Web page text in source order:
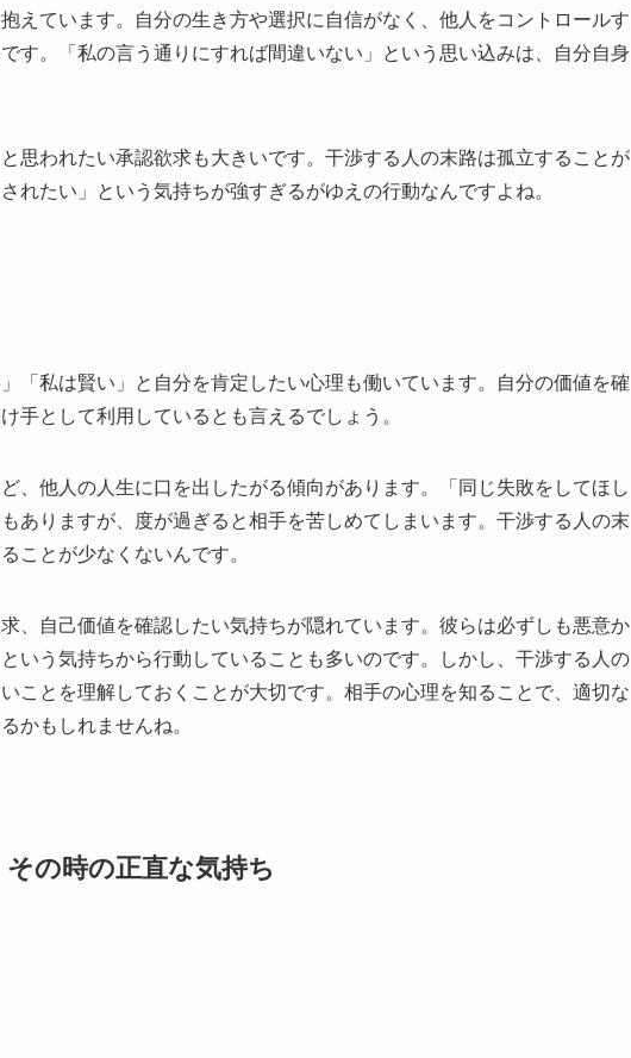
えています。自分の生き方や選択に自信がなく、他人をコントロールす
す。「私の言う通りにすれば間違いない」という思い込みは、自分自身
思われたい承認欲求も大きいです。干渉する人の末路は孤立することが
れたい」という気持ちが強すぎるがゆえの行動なんですよね。
「私は賢い」と自分を肯定したい心理も働いています。自分の価値を確
手として利用しているとも言えるでしょう。
、他人の人生に口を出したがる傾向があります。「同じ失敗をしてほし
ありますが、度が過ぎると相手を苦しめてしまいます。干渉する人の末
ことが少なくないんです。
、自己価値を確認したい気持ちが隠れています。彼らは必ずしも悪意か
いう気持ちから行動していることも多いのです。しかし、干渉する人の
ことを理解しておくことが大切です。相手の心理を知ることで、適切な
かもしれませんね。
の時の正直な気持ち